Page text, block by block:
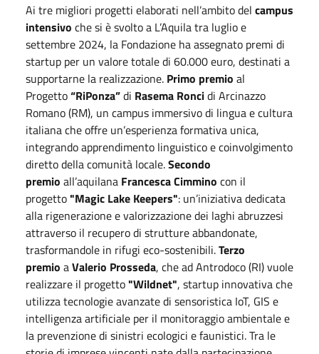
Ai tre migliori progetti elaborati nell’ambito del campus
intensivo che si è svolto a L’Aquila tra luglio e
settembre 2024, la Fondazione ha assegnato premi di
startup per un valore totale di 60.000 euro, destinati a
supportarne la realizzazione. Primo premio al
Progetto“RiPonza”di Rasema Roncidi Arcinazzo
Romano (RM), un campus immersivo di lingua e cultura
italiana che offre un’esperienza formativa unica,
integrando apprendimento linguistico e coinvolgimento
diretto della comunità locale.Secondo
premio all’aquilana Francesca Cimmino con il
progetto"Magic Lake Keepers": un’iniziativa dedicata
alla rigenerazione e valorizzazione dei laghi abruzzesi
attraverso il recupero di strutture abbandonate,
trasformandole in rifugi eco-sostenibili.Terzo
premio aValerio Prosseda, che ad Antrodoco (RI) vuole
realizzare il progetto"Wildnet", startup innovativa che
utilizza tecnologie avanzate di sensoristica IoT, GIS e
intelligenza artificiale per il monitoraggio ambientale e
la prevenzione di sinistri ecologici e faunistici. Tra le